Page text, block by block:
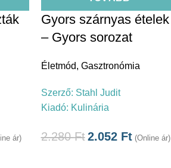
ár)
Gyors szárnyas ételek
– Gyors sorozat
Életmód, Gasztronómia
Szerző: Stahl Judit
Kiadó: Kulinária
2.280Ft 2.052 Ft (Online ár)